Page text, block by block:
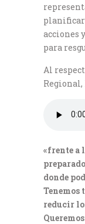
acciones
para
Al
Regional,
«frente a
donde
Tenemos
reducir